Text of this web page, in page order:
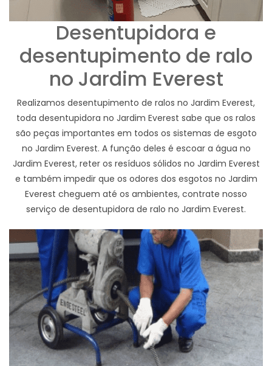
Desentupidora e
desentupimento de ralo
no Jardim Everest
Realizamos desentupimento de ralos no Jardim Everest,
toda desentupidora no Jardim Everest sabe que os ralos
são peças importantes em todos os sistemas de esgoto
no Jardim Everest. A função deles é escoar a água no
Jardim Everest, reter os resíduos sólidos no Jardim Everest
e também impedir que os odores dos esgotos no Jardim
Everest cheguem até os ambientes, contrate nosso
serviço de desentupidora de ralo no Jardim Everest.